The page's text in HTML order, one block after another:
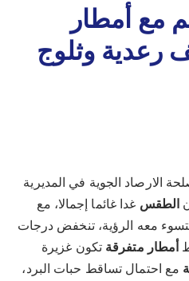
مع أمطار
رعدية وثلوج
الارصاد الجوية في المديرية
الطقس غدا غائما إجمالا، مع
معه الرؤية، تنخفض درجات
أمطار متفرقة تكون غزيرة
مع احتمال تساقط حبات البرد،